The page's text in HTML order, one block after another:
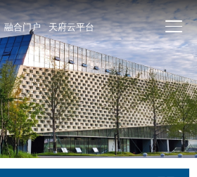
融合门户 天府云平台